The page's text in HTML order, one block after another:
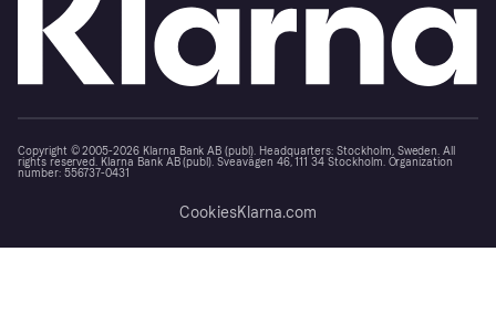
Copyright © 2005-2026 Klarna Bank AB (publ). Headquarters: Stockholm, Sweden. All
rights reserved. Klarna Bank AB (publ). Sveavägen 46, 111 34 Stockholm. Organization
number: 556737-0431
CookiesKlarna.com